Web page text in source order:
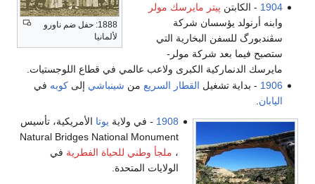
1888: حفل ضم ناورو
لألمانيا
1904 - الكابتن پيتر مايرسك مولر
وابنه أرنولد يؤسسان شركة
سڤندبورگ للسفن البخارية التي
ستصبح فيما بعد شركة مولر-
مايرسك الدنماركية الكبرى ولاعب عالمي في قطاع اللوجستيات.
1906 - بداية تشغيل القطار السريع من شينباشي إلىكوبه في
اليابان.
1908 - في ولاية يوتا الأمريكية، تأسيس
Natural Bridges National Monument
، ملجأ وطني للحياة الفطرية في
الولايات المتحدة.